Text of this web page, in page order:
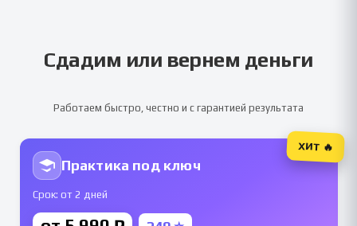
Сдадим или вернем деньги
Работаем быстро, честно и с гарантией результата
Практика под ключ
Срок: от 2 дней
ХИТ 🔥